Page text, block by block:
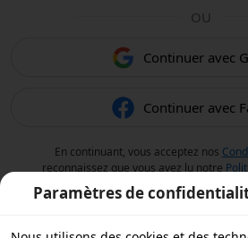
OU
Continuer avec
Continuer avec
En continuant, vous acceptez nos
reconnaissez que vous avez lu notre
Paramètres de